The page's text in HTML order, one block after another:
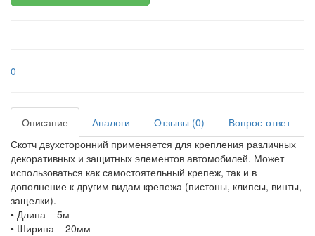
0
Описание Аналоги Отзывы (0)
Вопрос-ответ
Скотч двухсторонний применяется для крепления различных
декоративных и защитных элементов автомобилей. Может
использоваться как самостоятельный крепеж, так и в
дополнение к другим видам крепежа (пистоны, клипсы, винты,
защелки).
• Длина – 5м
• Ширина – 20мм